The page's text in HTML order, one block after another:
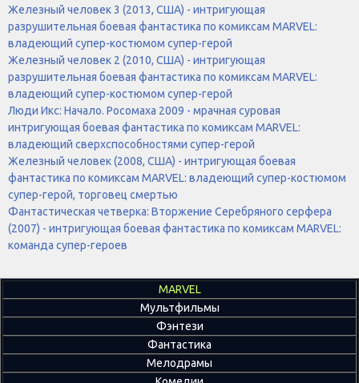
Железный человек 3 (2013, США) - интригующая
разрушительная боевая фантастика по комиксам MARVEL:
владеющий супер-костюмом супер-герой
Железный человек 2 (2010, США) - интригующая
разрушительная боевая фантастика по комиксам MARVEL:
владеющий супер-костюмом супер-герой
Люди Икс: Начало. Росомаха 2009 - мрачная суровая
интригующая боевая фантастика по комиксам MARVEL:
владеющий сверхспособностями супер-герой
Железный человек (2008, США) - интригующая боевая
фантастика по комиксам MARVEL: владеющий супер-костюмом
супер-герой, торговец смертью
Фантастическая четверка: Вторжение Серебряного серфера
(2007) - интригующая боевая фантастика по комиксам MARVEL:
команда супер-героев
MARVEL
Мультфильмы
Фэнтези
Фантастика
Мелодрамы